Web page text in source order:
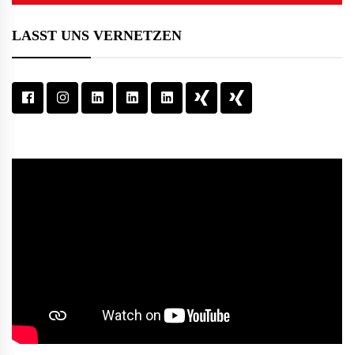
LASST UNS VERNETZEN